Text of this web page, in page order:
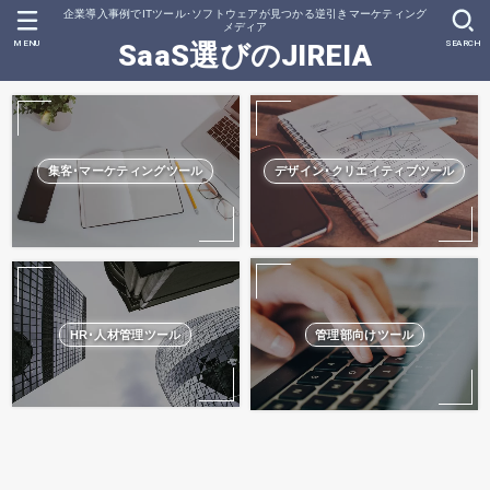
企業導入事例でITツール･ソフトウェアが見つかる逆引きマーケティング
メディア
SaaS選びのJIREIA SEARCH
MENU
集客･マーケティングツール デザイン･クリエイティブツール
HR･人材管理ツール 管理部向けツール